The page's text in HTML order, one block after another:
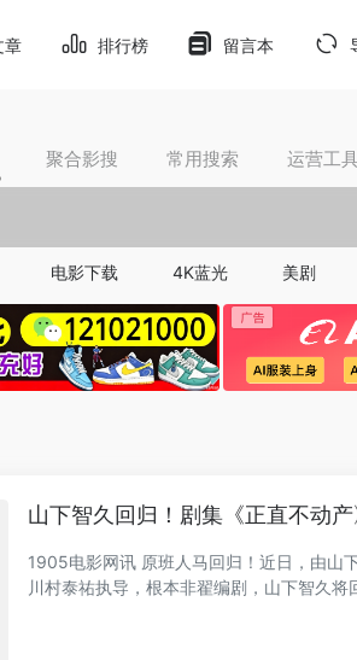
章 排行榜 留言本
聚合影搜 常用搜索 运营工
电影下载 4K蓝光 美剧
山下智久回归！剧集《正直不动
1905电影网讯 原班人马回归！近日，由山
川村泰祐执导，根本非翟编剧，山下智久将